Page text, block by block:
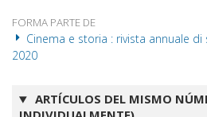
FORMA PARTE DE
Cinema e storia : rivista annuale di
2020
ARTÍCULOS DEL MISMO